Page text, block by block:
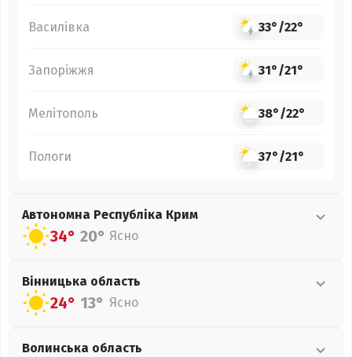
Василівка 33°/22°
Запоріжжя 31°/21°
Мелітополь 38°/22°
Пологи 37°/21°
Автономна Республіка Крим
34° 20° Ясно
Вінницька область
24° 13° Ясно
Волинська область